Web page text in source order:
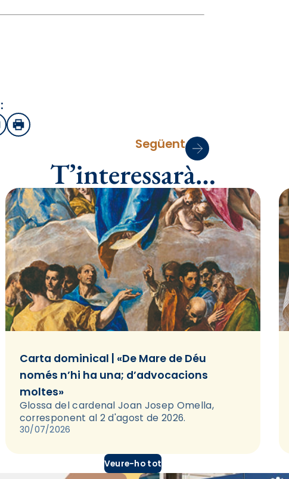
Imprimir
Següent
T’interessarà…
Carta dominical | «De Mare de Déu
només n’hi ha una; d’advocacions
moltes»
Glossa del cardenal Joan Josep Omella,
corresponent al 2 d'agost de 2026.
30/07/2026
Veure-ho tot